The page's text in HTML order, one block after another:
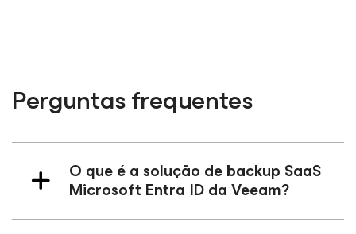
Perguntas frequentes
O que é a solução de backup SaaS
Microsoft Entra ID da Veeam?